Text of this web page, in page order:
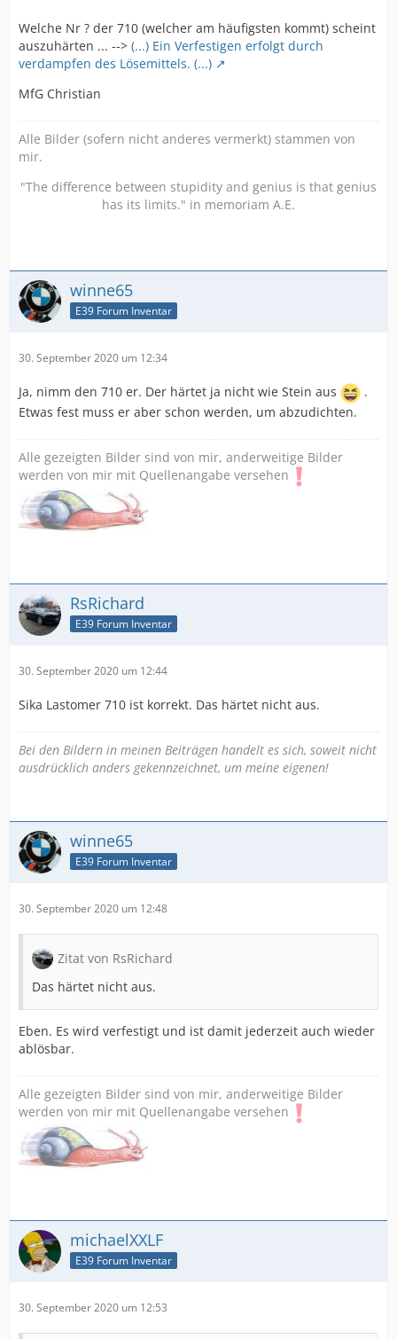
Welche Nr ? der 710 (welcher am häufigsten kommt) scheint
auszuhärten ... --> (...) Ein Verfestigen erfolgt durch
verdampfen des Lösemittels. (...)
MfG Christian
Alle Bilder (sofern nicht anderes vermerkt) stammen von
mir.
"The difference between stupidity and genius is that genius
has its limits." in memoriam A.E.
winne65
E39 Forum Inventar
30. September 2020 um 12:34
Ja, nimm den 710 er. Der härtet ja nicht wie Stein aus
.
Etwas fest muss er aber schon werden, um abzudichten.
Alle gezeigten Bilder sind von mir, anderweitige Bilder
werden von mir mit Quellenangabe versehen
RsRichard
E39 Forum Inventar
30. September 2020 um 12:44
Sika Lastomer 710 ist korrekt. Das härtet nicht aus.
Bei den Bildern in meinen Beiträgen handelt es sich, soweit nicht
ausdrücklich anders gekennzeichnet, um meine eigenen!
winne65
E39 Forum Inventar
30. September 2020 um 12:48
Zitat von RsRichard
Das härtet nicht aus.
Eben. Es wird verfestigt und ist damit jederzeit auch wieder
ablösbar.
Alle gezeigten Bilder sind von mir, anderweitige Bilder
werden von mir mit Quellenangabe versehen
michaelXXLF
E39 Forum Inventar
30. September 2020 um 12:53